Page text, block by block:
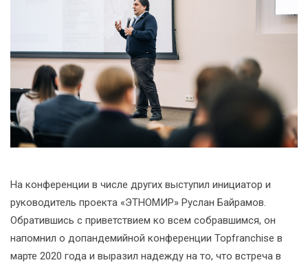
На конференции в числе других выступил инициатор и
руководитель проекта «ЭТНОМИР» Руслан Байрамов.
Обратившись с приветствием ко всем собравшимся, он
напомнил о допандемийной конференции Topfranchise в
марте 2020 года и выразил надежду на то, что встреча в